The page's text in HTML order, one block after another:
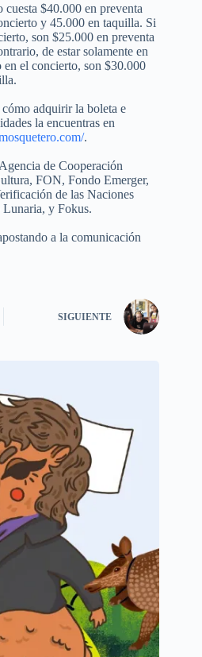
$40.000 en preventa
y 45.000 en taquilla. Si
son $25.000 en preventa
de estar solamente en
en el concierto, son $30.000
adquirir la boleta e
la encuentras en
.
de Cooperación
FON, Fondo Emerger,
de las Naciones
y Fokus.
a la comunicación
SIGUIENTE